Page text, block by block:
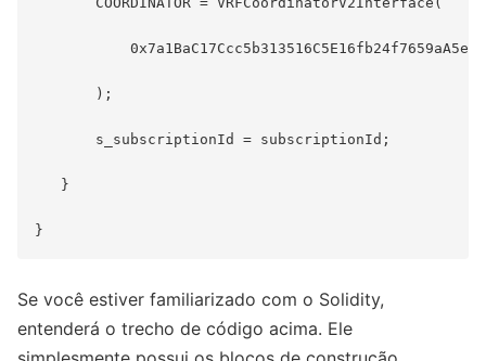
       );
       s_subscriptionId = subscriptionId;
   }
Se você estiver familiarizado com o Solidity,
entenderá o trecho de código acima. Ele